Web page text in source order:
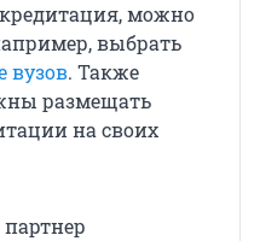
можно
выбрать
вузов. Также
размещать
на своих